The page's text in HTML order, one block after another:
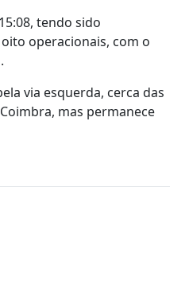
tendo sido
operacionais, com o
via esquerda, cerca das
mas permanece